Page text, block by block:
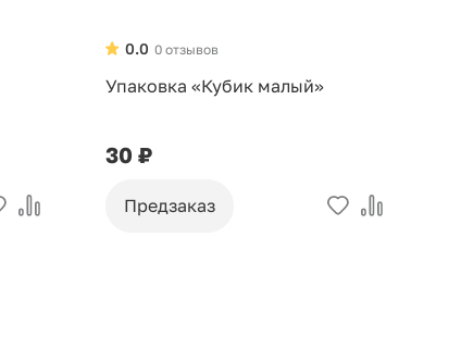
0 отзывов
0.0
Упаковка «Кубик малый»
30 ₽
Предзаказ